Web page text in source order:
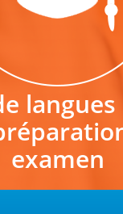
examen